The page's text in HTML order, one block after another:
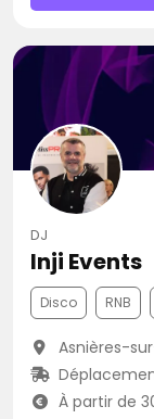
DJ
Inji Events
Disco RNB
Asnières-
À partir de